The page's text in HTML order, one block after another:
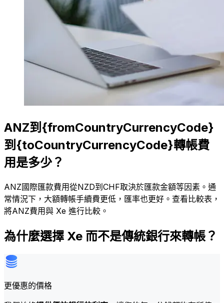
ANZ到{fromCountryCurrencyCode}
到{toCountryCurrencyCode}轉帳費
用是多少？
ANZ國際匯款費用從NZD到CHF取決於匯款金額等因素。通
常情況下，大額轉帳手續費更低，匯率也更好。查看比較表，
將ANZ費用與 Xe 進行比較。
為什麼選擇 Xe 而不是傳統銀行來轉帳？
更優惠的價格